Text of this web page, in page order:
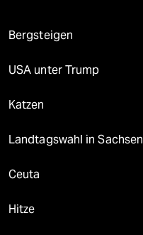
Bergsteigen
USA unter Trump
Katzen
Landtagswahl in
Ceuta
Hitze